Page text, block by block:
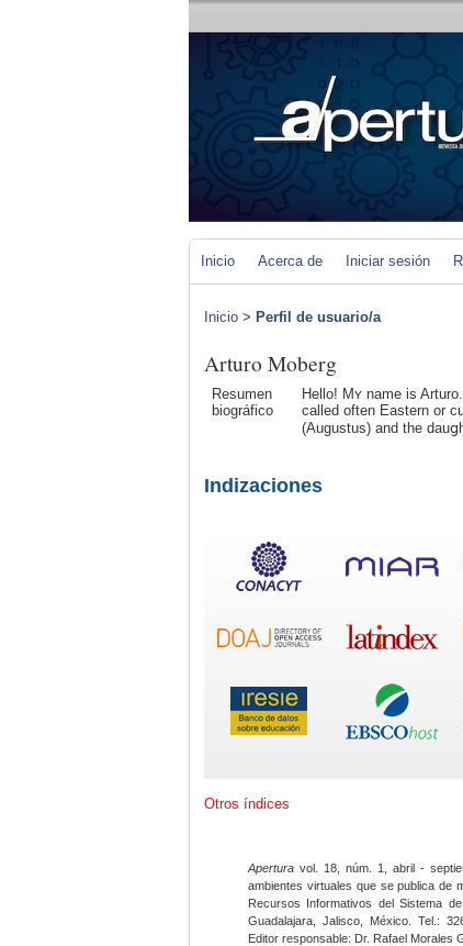
Inicio Acerca de Iniciar sesión
Inicio > Perfil de usuario/a
Arturo Moberg
Resumen
biográfico
Hello! Mʏ name is
called often Eastern or
(Augustus) and the
Indizaciones
Otros índices
Apertura vol. 18, núm. 1, abril -
ambientes virtuales que se publica de
Recursos Informativos del Sistema
Guadalajara, Jalisco, México. Tel.:
Editor responsable: Dr. Rafael Morales